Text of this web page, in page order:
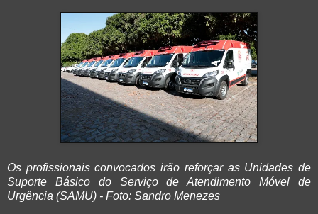
Os profissionais convocados irão reforçar as Unidades de
Suporte Básico do Serviço de Atendimento Móvel de
Urgência (SAMU) - Foto: Sandro Menezes